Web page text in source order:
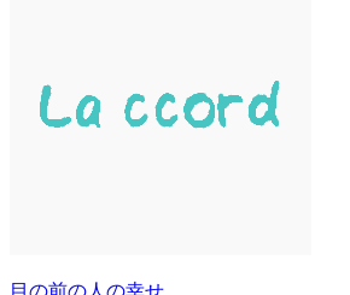
目の前の人の幸せ